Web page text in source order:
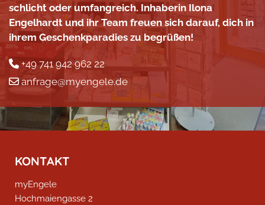
schlicht oder umfangreich. Inhaberin Ilona
Engelhardt und ihr Team freuen sich darauf, dich in
ihrem Geschenkparadies zu begrüßen!
 +49 741 942 962 22
 anfrage@myengele.de
KONTAKT
myEngele
Hochmaiengasse 2